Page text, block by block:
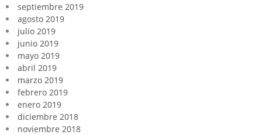
septiembre 2019
agosto 2019
julio 2019
junio 2019
mayo 2019
abril 2019
marzo 2019
febrero 2019
enero 2019
diciembre 2018
noviembre 2018